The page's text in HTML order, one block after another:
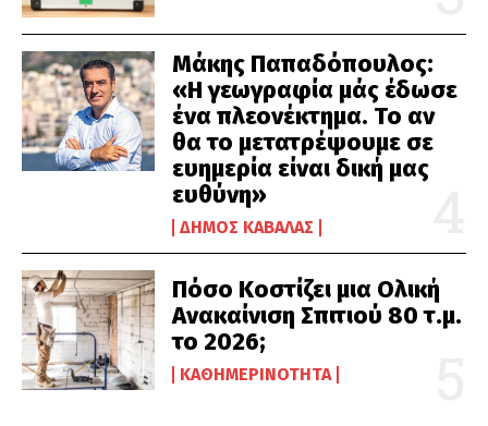
Μάκης Παπαδόπουλος:
«Η γεωγραφία μάς έδωσε
ένα πλεονέκτημα. Το αν
θα το μετατρέψουμε σε
ευημερία είναι δική μας
ευθύνη»
ΔΉΜΟΣ ΚΑΒΆΛΑΣ
Πόσο Κοστίζει μια Ολική
Ανακαίνιση Σπιτιού 80 τ.μ.
το 2026;
ΚΑΘΗΜΕΡΙΝΌΤΗΤΑ